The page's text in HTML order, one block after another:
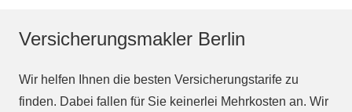
Versicherungsmakler Berlin
Wir helfen Ihnen die besten Versicherungstarife zu
finden. Dabei fallen für Sie keinerlei Mehrkosten an. Wir